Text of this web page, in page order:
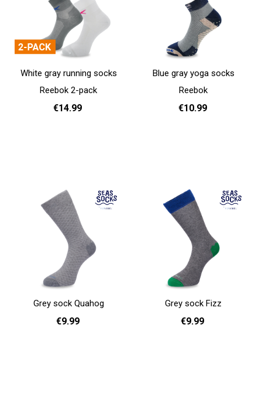
White gray running socks
Reebok 2-pack
€14.99
Blue gray yoga socks
Reebok
€10.99
Grey sock Quahog
€9.99
Grey sock Fizz
€9.99